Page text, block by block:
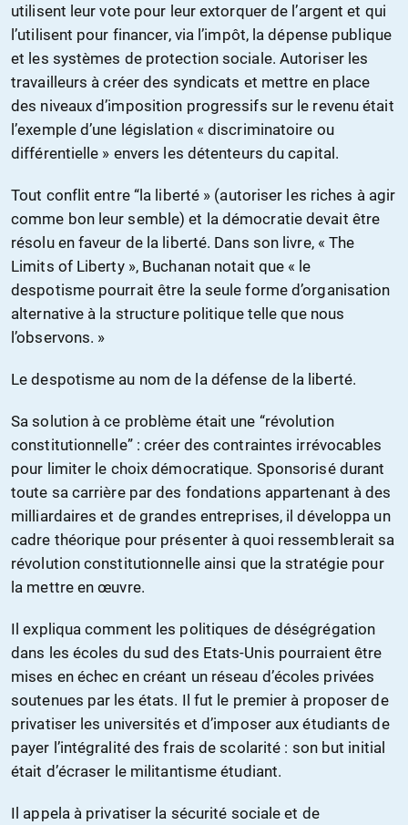
utilisent leur vote pour leur extorquer de l’argent et qui
l’utilisent pour financer, via l’impôt, la dépense publique
et les systèmes de protection sociale. Autoriser les
travailleurs à créer des syndicats et mettre en place
des niveaux d’imposition progressifs sur le revenu était
l’exemple d’une législation « discriminatoire ou
différentielle » envers les détenteurs du capital.
Tout conflit entre “la liberté » (autoriser les riches à agir
comme bon leur semble) et la démocratie devait être
résolu en faveur de la liberté. Dans son livre, « The
Limits of Liberty », Buchanan notait que « le
despotisme pourrait être la seule forme d’organisation
alternative à la structure politique telle que nous
l’observons. »
Le despotisme au nom de la défense de la liberté.
Sa solution à ce problème était une “révolution
constitutionnelle” : créer des contraintes irrévocables
pour limiter le choix démocratique. Sponsorisé durant
toute sa carrière par des fondations appartenant à des
milliardaires et de grandes entreprises, il développa un
cadre théorique pour présenter à quoi ressemblerait sa
révolution constitutionnelle ainsi que la stratégie pour
la mettre en œuvre.
Il expliqua comment les politiques de déségrégation
dans les écoles du sud des Etats-Unis pourraient être
mises en échec en créant un réseau d’écoles privées
soutenues par les états. Il fut le premier à proposer de
privatiser les universités et d’imposer aux étudiants de
payer l’intégralité des frais de scolarité : son but initial
était d’écraser le militantisme étudiant.
Il appela à privatiser la sécurité sociale et de